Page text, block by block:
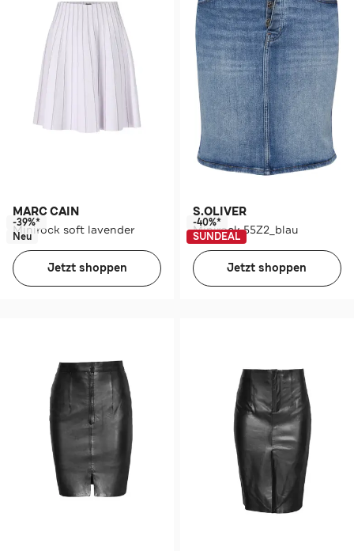
MARC CAIN
Minirock soft lavender
-39%*
Neu
Jetzt shoppen
S.OLIVER
Minirock 55Z2_blau
-40%*
SUNDEAL
Jetzt shoppen